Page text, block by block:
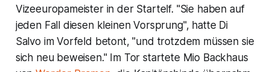
Vizeeuropameister in der Startelf. "Sie haben auf
jeden Fall diesen kleinen Vorsprung", hatte Di
Salvo im Vorfeld betont, "und trotzdem müssen sie
sich neu beweisen." Im Tor startete Mio Backhaus